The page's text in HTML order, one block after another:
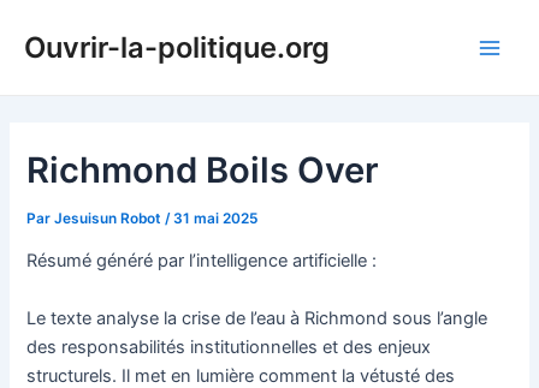
Ouvrir-la-politique.org
Richmond Boils Over
ParJesuisun Robot /31 mai 2025
Résumé généré par l’intelligence artificielle :
Le texte analyse la crise de l’eau à Richmond sous l’angle
des responsabilités institutionnelles et des enjeux
structurels. Il met en lumière comment la vétusté des